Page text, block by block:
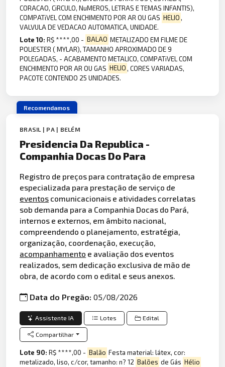
CORACAO, CiRCULO, NuMEROS, LETRAS E TEMAS INFANTIS),
COMPATiVEL COM ENCHIMENTO POR AR OU GAS HELIO,
VALVULA DE VEDACAO AUTOMATICA, UNIDADE.
Lote 10:R$ ****,00 - BALAO METALIZADO EM FILME DE
POLIESTER ( MYLAR), TAMANHO APROXIMADO DE 9
POLEGADAS, - ACABAMENTO METALICO, COMPATiVEL COM
ENCHIMENTO POR AR OU GAS HELIO, CORES VARIADAS,
PACOTE CONTENDO 25 UNIDADES.
Recomendamos
BRASIL | PA | BELÉM
Presidencia Da Republica -
Companhia Docas Do Para
Registro de preços para contratação de empresa
especializada para prestação de serviço de
eventos comunicacionais e atividades correlatas
sob demanda para a Companhia Docas do Pará,
internos e externos, em âmbito nacional,
compreendendo o planejamento, estratégia,
organização, coordenação, execução,
acompanhamento e avaliação dos eventos
realizados, sem dedicação exclusiva de mão de
obra, de acordo com o edital e seus anexos.
Data do Pregão:05/08/2026
Assistente IA Lotes Edital
Compartilhar
Lote 90:R$ ****,00 - Balão Festa material: látex, cor:
metalizado, liso, c/cor, tamanho: n? 12 Balões de Gás Hélio